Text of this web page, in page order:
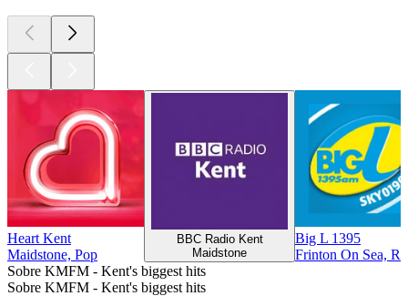
Heart Kent
Maidstone, Pop
BBC Radio Kent
Maidstone
Big L 1395
Frinton On Sea,
Sobre KMFM - Kent's biggest hits
Sobre KMFM - Kent's biggest hits